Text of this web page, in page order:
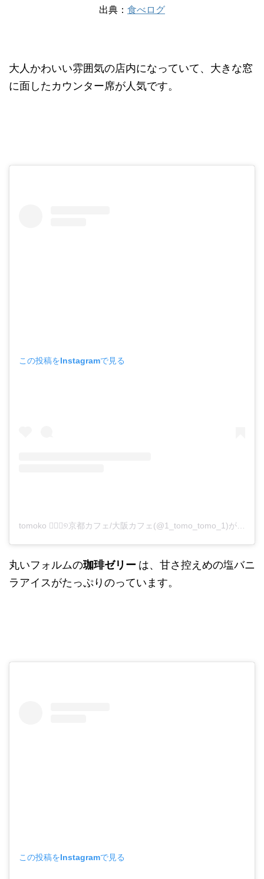
出典： 食べログ
大人かわいい雰囲気の店内になっていて、大きな窓
に面したカウンター席が人気です。
この投稿をInstagramで見る
tomoko ♡⃞⃛୭京都カフェ/大阪カフェ(@1_tomo_tomo_1)がシェアした投稿
丸いフォルムの珈琲ゼリー は、甘さ控えめの塩バニ
ラアイスがたっぷりのっています。
この投稿をInstagramで見る